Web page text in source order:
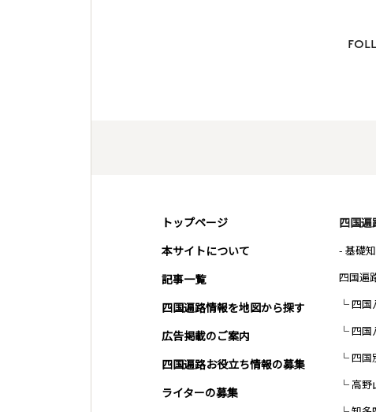
トップページ
本サイトについて
記事一覧
四国遍路情報を地図から探す
広告掲載のご案内
四国遍路お役立ち情報の募集
ライターの募集
四国遍
- 基礎
四国遍
四国
四国
四国
高野